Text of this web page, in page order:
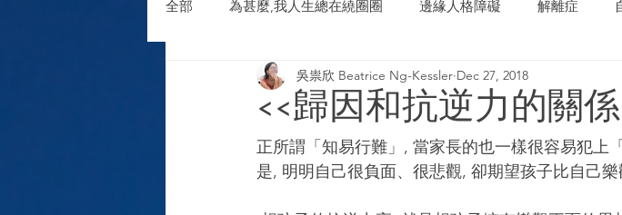
全部 為甚麼,我人生總在繞圈圈 邊緣人格障礙 解離症
2020 column 2019 column 2018 column
<<歸因和抗逆力的關
吳祟欣 Beatrice Ng-Kessler Dec 27, 2018
正所謂「知易行難」, 當家長的也一樣很容易犯上
是, 明明自己很負面、很悲觀, 卻期望孩子比自己樂